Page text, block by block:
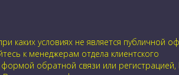
условиях не является публичной
к менеджерам отдела клиентского
обратной связи или